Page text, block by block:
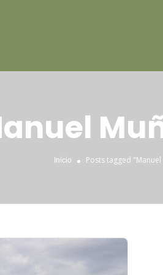
Inicio Posts tagged